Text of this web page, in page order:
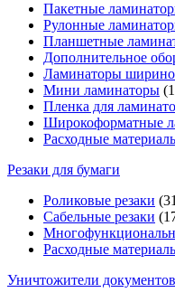
Пакетные
Рулонные
Планшетные
Дополнительное
Ламинаторы
Мини ламинаторы
Пленка для
Широкоформатные
Расходные
Резаки для бумаги
Роликовые резаки
Сабельные резаки
Расходные
Уничтожители документов